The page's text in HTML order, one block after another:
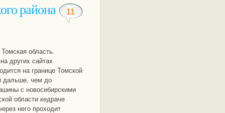
11
района
область.
других сайтах
на границе Томской
дальше, чем до
с новосибирскими
области кедраче
него проходит